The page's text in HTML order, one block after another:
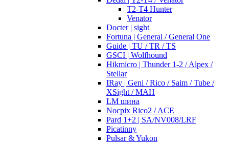
T2-T4 Hunter
Venator
Docter | sight
Fortuna | General / General One
Guide | TU / TR / TS
GSCI | Wolfhound
Hikmicro | Thunder 1-2 / Alpex /
Stellar
IRay | Geni / Rico / Saim / Tube /
XSight / MAH
LM шина
Nocpix Rico2 / ACE
Pard 1+2 | SA/NV008/LRF
Picatinny
Pulsar & Yukon